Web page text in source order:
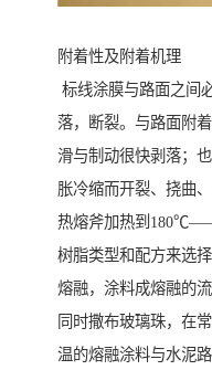
附着性及附着机理
标线涂膜与路面之间
落，断裂。与路面附
滑与制动很快剥落；
胀冷缩而开裂、挠曲
热熔斧加热到
树脂类型和配方来选
熔融，涂料成熔融的
同时撒布玻璃珠，在
温的熔融涂料与水泥